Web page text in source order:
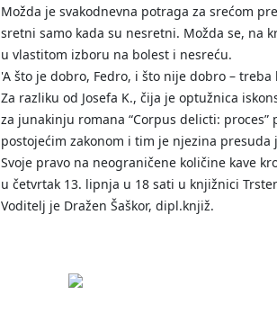
Možda je svakodnevna potraga za srećom
sretni samo kada su nesretni. Možda se, na
u vlastitom izboru na bolest i nesreću.
'A što je dobro, Fedro, i što nije dobro –
Za razliku od Josefa K., čija je optužnica
za junakinju romana “Corpus delicti: proces”
postojećim zakonom i tim je njezina presuda
Svoje pravo na neograničene količine kave
u četvrtak 13. lipnja u 18 sati u knjižnici
Voditelj je Dražen Šaškor, dipl.knjiž.